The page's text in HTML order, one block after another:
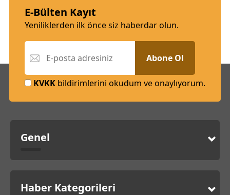
E-Bülten Kayıt
Yeniliklerden ilk önce siz haberdar olun.
Abone Ol
KVKK bildirimlerini okudum ve onaylıyorum.
Genel
Haber Kategorileri